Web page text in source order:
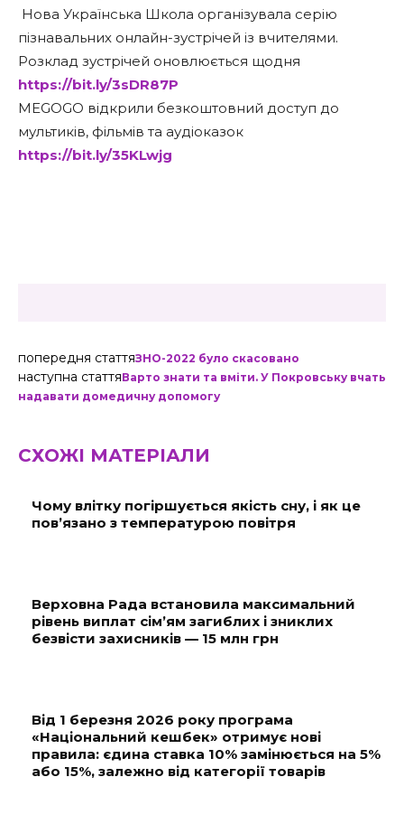
Нова Українська Школа організувала серію
пізнавальних онлайн-зустрічей із вчителями.
Розклад зустрічей оновлюється щодня
https://bit.ly/3sDR87P
MEGOGO відкрили безкоштовний доступ до
мультиків, фільмів та аудіоказок
https://bit.ly/35KLwjg
попередня статтяЗНО-2022 було скасовано
наступна статтяВарто знати та вміти. У Покровську вчать
надавати домедичну допомогу
СХОЖІ МАТЕРІАЛИ
Чому влітку погіршується якість сну, і як це
пов’язано з температурою повітря
Верховна Рада встановила максимальний
рівень виплат сім’ям загиблих і зниклих
безвісти захисників — 15 млн грн
Від 1 березня 2026 року програма
«Національний кешбек» отримує нові
правила: єдина ставка 10% замінюється на 5%
або 15%, залежно від категорії товарів